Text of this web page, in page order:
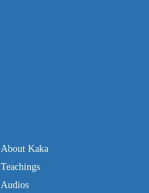
About Kaka
Teachings
Audios